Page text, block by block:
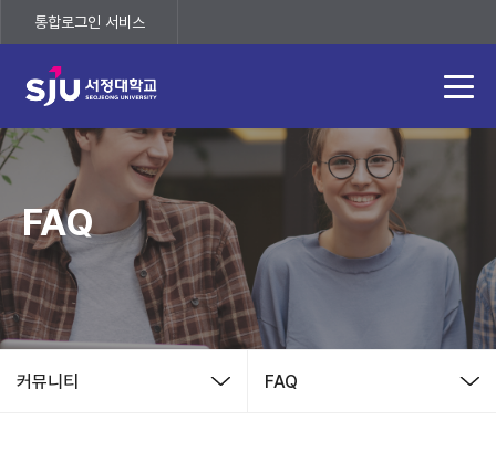
통합로그인 서비스
(새 창 열림)
FAQ
커뮤니티 FAQ